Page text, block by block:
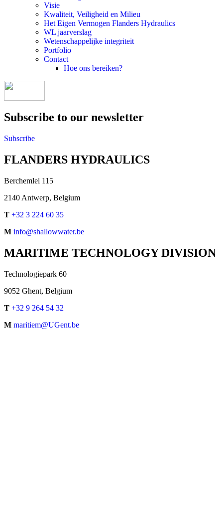
Visie
Kwaliteit, Veiligheid en Milieu
Het Eigen Vermogen Flanders Hydraulics
WL jaarverslag
Wetenschappelijke integriteit
Portfolio
Contact
Hoe ons bereiken?
Subscribe to our newsletter
Subscribe
FLANDERS HYDRAULICS
Berchemlei 115
2140 Antwerp, Belgium
T +32 3 224 60 35
M info@shallowwater.be
MARITIME TECHNOLOGY DIVISION
Technologiepark 60
9052 Ghent, Belgium
T +32 9 264 54 32
M maritiem@UGent.be